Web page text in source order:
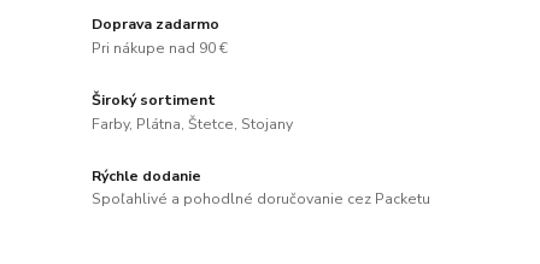
Doprava zadarmo
Pri nákupe nad 90 €
Široký sortiment
Farby, Plátna, Štetce, Stojany
Rýchle dodanie
Spoľahlivé a pohodlné doručovanie cez Packetu